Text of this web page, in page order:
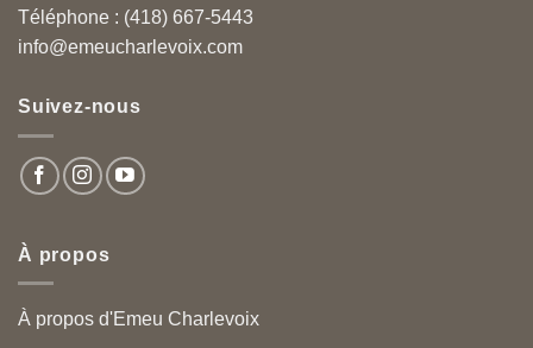
Téléphone : (418) 667-5443
info@emeucharlevoix.com
Suivez-nous
À propos
À propos d'Emeu Charlevoix